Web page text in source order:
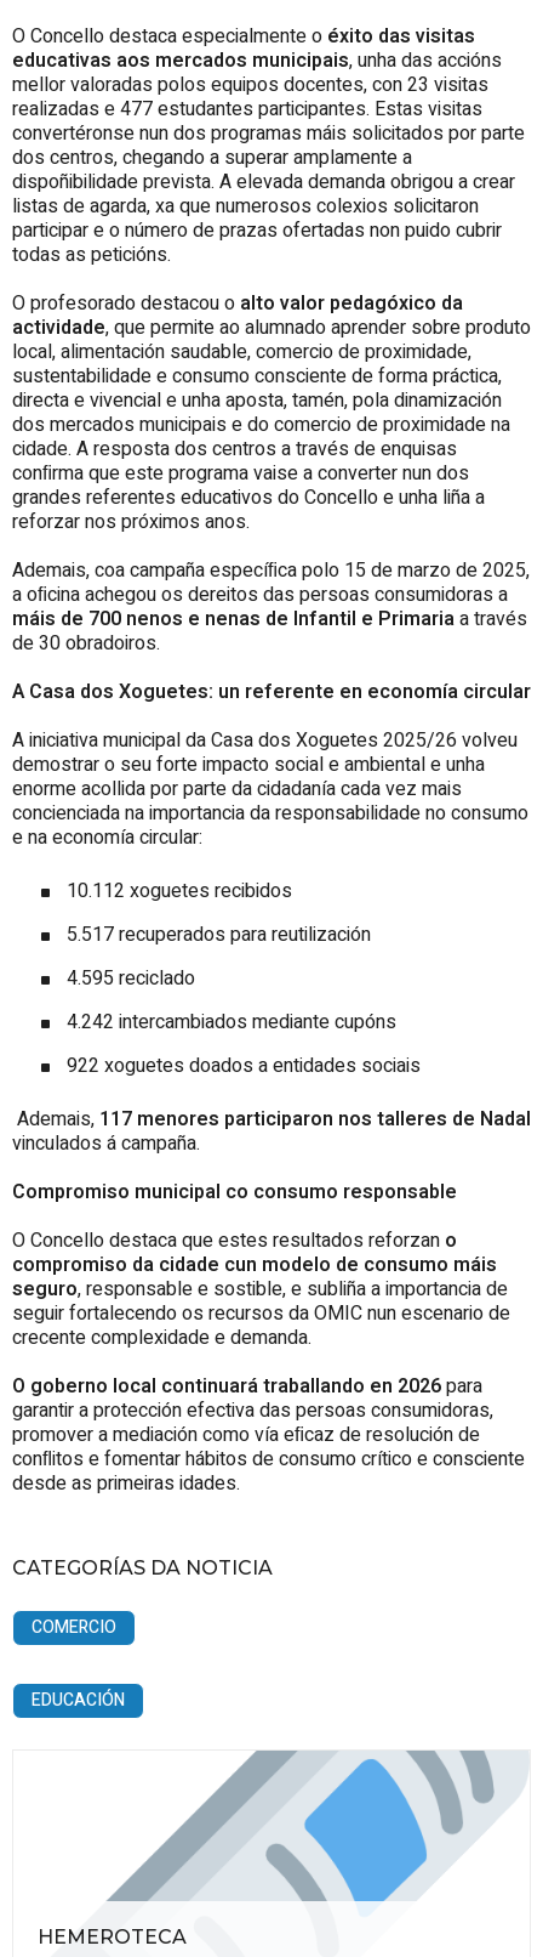
O Concello destaca especialmente o éxito das visitas
educativas aos mercados municipais, unha das accións
mellor valoradas polos equipos docentes, con 23 visitas
realizadas e 477 estudantes participantes. Estas visitas
convertéronse nun dos programas máis solicitados por parte
dos centros, chegando a superar amplamente a
dispoñibilidade prevista. A elevada demanda obrigou a crear
listas de agarda, xa que numerosos colexios solicitaron
participar e o número de prazas ofertadas non puido cubrir
todas as peticións.
O profesorado destacou o alto valor pedagóxico da
actividade, que permite ao alumnado aprender sobre produto
local, alimentación saudable, comercio de proximidade,
sustentabilidade e consumo consciente de forma práctica,
directa e vivencial e unha aposta, tamén, pola dinamización
dos mercados municipais e do comercio de proximidade na
cidade. A resposta dos centros a través de enquisas
conﬁrma que este programa vaise a converter nun dos
grandes referentes educativos do Concello e unha liña a
reforzar nos próximos anos.
Ademais, coa campaña especíﬁca polo 15 de marzo de 2025,
a oﬁcina achegou os dereitos das persoas consumidoras a
máis de 700 nenos e nenas de Infantil e Primariaa través
de 30 obradoiros.
A Casa dos Xoguetes: un referente en economía circular
A iniciativa municipal da Casa dos Xoguetes 2025/26 volveu
demostrar o seu forte impacto social e ambiental e unha
enorme acollida por parte da cidadanía cada vez mais
concienciada na importancia da responsabilidade no consumo
e na economía circular:
10.112 xoguetes recibidos
5.517 recuperados para reutilización
4.595 reciclado
4.242 intercambiados mediante cupóns
922 xoguetes doados a entidades sociais
Ademais, 117 menores participaron nos talleres de Nadal
vinculados á campaña.
Compromiso municipal co consumo responsable
O Concello destaca que estes resultados reforzan o
compromiso da cidade cun modelo de consumo máis
seguro, responsable e sostible, e subliña a importancia de
seguir fortalecendo os recursos da OMIC nun escenario de
crecente complexidade e demanda.
O goberno local continuará traballando en 2026para
garantir a protección efectiva das persoas consumidoras,
promover a mediación como vía eﬁcaz de resolución de
conﬂitos e fomentar hábitos de consumo crítico e consciente
desde as primeiras idades.
CATEGORÍAS DA NOTICIA
COMERCIO
EDUCACIÓN
HEMEROTECA